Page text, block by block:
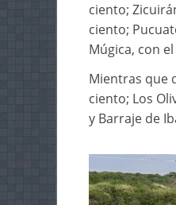
ciento;
ciento;
Múgica, con
Mientras que
ciento; Los
y Barraje de